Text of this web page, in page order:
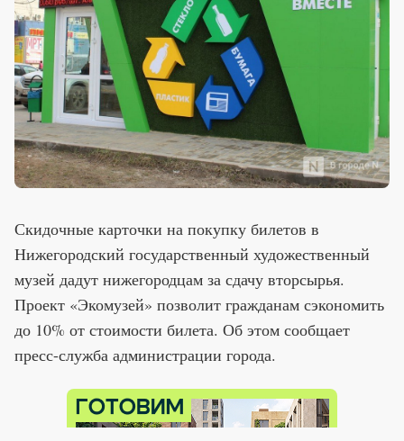
Скидочные карточки на покупку билетов в
Нижегородский государственный художественный
музей дадут нижегородцам за сдачу вторсырья.
Проект «Экомузей» позволит гражданам сэкономить
до 10% от стоимости билета. Об этом сообщает
пресс-служба администрации города.